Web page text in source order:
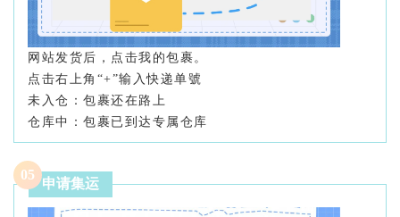
网站发货后，点击我的包裹。
点击右上角“+”输入快递单號
未入仓：包裹还在路上
仓库中：包裹已到达专属仓库
05
申请集运